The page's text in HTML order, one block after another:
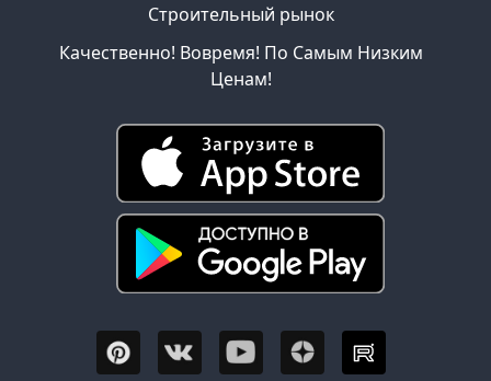
Строительный рынок
Качественно! Вовремя! По Самым Низким
Ценам!